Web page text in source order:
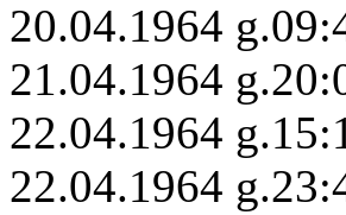
20.04.1964
21.04.1964
22.04.1964
22.04.1964